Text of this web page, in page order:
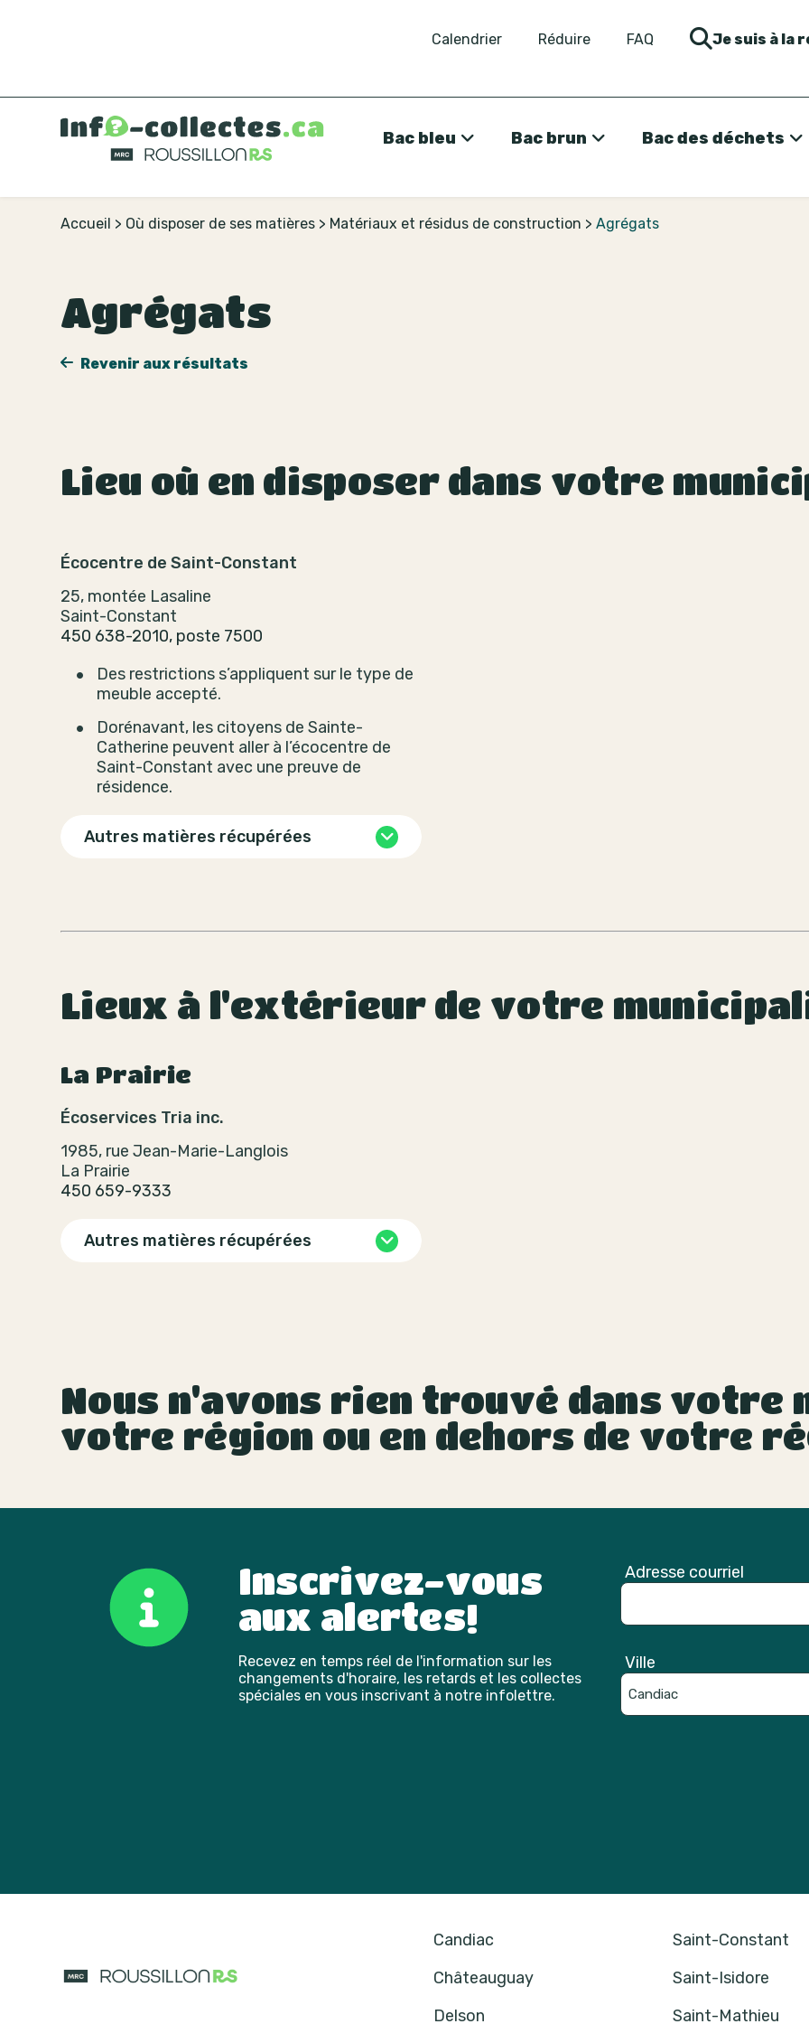
Calendrier Réduire FAQ Je suis à la
Bac bleu Bac brun Bac des déchets
Accueil > Où disposer de ses matières > Matériaux et résidus de construction >Agrégats
Agrégats
Revenir aux résultats
Lieu où en disposer dans votre
Écocentre de Saint-Constant
25, montée Lasaline
Saint-Constant
450 638-2010, poste 7500
Des restrictions s’appliquent sur le type de
meuble accepté.
Dorénavant, les citoyens de Sainte-
Catherine peuvent aller à l’écocentre de
Saint-Constant avec une preuve de
résidence.
Autres matières récupérées
Lieux à l'extérieur de votre
La Prairie
Écoservices Tria inc.
1985, rue Jean-Marie-Langlois
La Prairie
450 659-9333
Autres matières récupérées
Nous n'avons rien trouvé dans votre
votre région ou en dehors de votre
Inscrivez-vous
aux alertes!
Recevez en temps réel de l'information sur les
changements d'horaire, les retards et les collectes
spéciales en vous inscrivant à notre infolettre.
Adresse courriel
Ville
Candiac
Saint-Constant
Châteauguay
Saint-Isidore
Delson
Saint-Mathieu